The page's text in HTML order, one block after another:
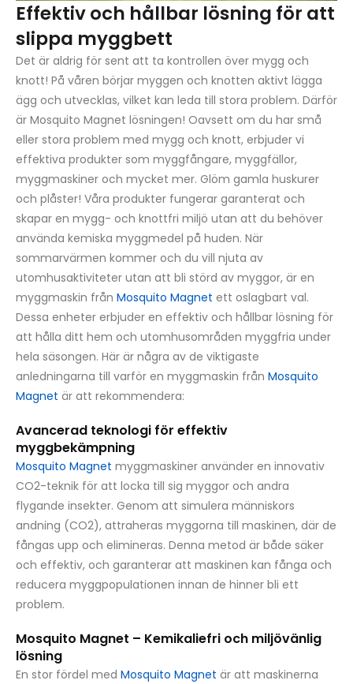
Effektiv och hållbar lösning för att
slippa myggbett
Det är aldrig för sent att ta kontrollen över mygg och
knott! På våren börjar myggen och knotten aktivt lägga
ägg och utvecklas, vilket kan leda till stora problem. Därför
är Mosquito Magnet lösningen! Oavsett om du har små
eller stora problem med mygg och knott, erbjuder vi
effektiva produkter som myggfångare, myggfällor,
myggmaskiner och mycket mer. Glöm gamla huskurer
och plåster! Våra produkter fungerar garanterat och
skapar en mygg- och knottfri miljö utan att du behöver
använda kemiska myggmedel på huden. När
sommarvärmen kommer och du vill njuta av
utomhusaktiviteter utan att bli störd av myggor, är en
myggmaskin från Mosquito Magnet ett oslagbart val.
Dessa enheter erbjuder en effektiv och hållbar lösning för
att hålla ditt hem och utomhusområden myggfria under
hela säsongen. Här är några av de viktigaste
anledningarna till varför en myggmaskin från Mosquito
Magnet är att rekommendera:
Avancerad teknologi för effektiv
myggbekämpning
Mosquito Magnet myggmaskiner använder en innovativ
CO2-teknik för att locka till sig myggor och andra
flygande insekter. Genom att simulera människors
andning (CO2), attraheras myggorna till maskinen, där de
fångas upp och elimineras. Denna metod är både säker
och effektiv, och garanterar att maskinen kan fånga och
reducera myggpopulationen innan de hinner bli ett
problem.
Mosquito Magnet – Kemikaliefri och miljövänlig
lösning
En stor fördel med Mosquito Magnet är att maskinerna